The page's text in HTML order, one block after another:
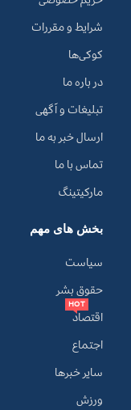
شرایط و مقررات
کوکی‌ها
در باره ما
تبلیغات و آگهی
ارسال خبر به ما
تماس با ما
مارکیتینگ
بخش های مهم
سیاست
حقوق بشر
اقتصاد
HOT
اجتماع
سایر خبرها
ورزش